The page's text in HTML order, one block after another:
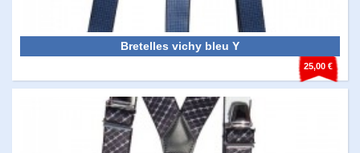
25,00 €
Bretelles vichy bleu Y